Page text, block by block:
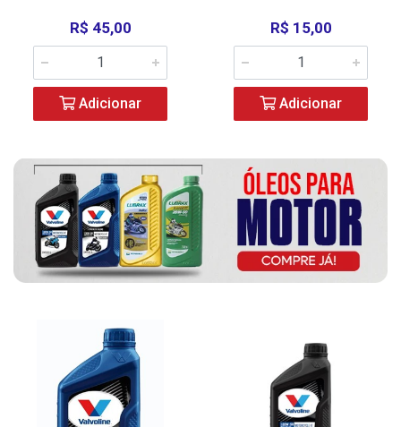
R$ 45,00
Adicionar
R$ 15,00
Adicionar